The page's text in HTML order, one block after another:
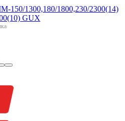
1300,180/1800,230/2300(14)
GUX